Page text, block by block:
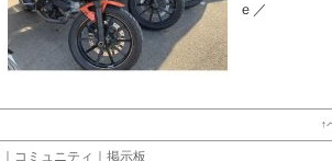
ｅ／
↑
コミュニティ 掲示板